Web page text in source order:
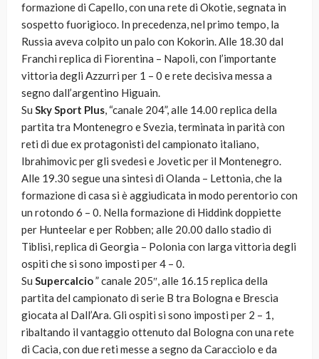
formazione di Capello, con una rete di Okotie, segnata in
sospetto fuorigioco. In precedenza, nel primo tempo, la
Russia aveva colpito un palo con Kokorin. Alle 18.30 dal
Franchi replica di Fiorentina – Napoli, con l’importante
vittoria degli Azzurri per 1 – 0 e rete decisiva messa a
segno dall’argentino Higuain.
Su Sky Sport Plus, “canale 204”, alle 14.00 replica della
partita tra Montenegro e Svezia, terminata in parità con
reti di due ex protagonisti del campionato italiano,
Ibrahimovic per gli svedesi e Jovetic per il Montenegro.
Alle 19.30 segue una sintesi di Olanda – Lettonia, che la
formazione di casa si è aggiudicata in modo perentorio con
un rotondo 6 – 0. Nella formazione di Hiddink doppiette
per Hunteelar e per Robben; alle 20.00 dallo stadio di
Tiblisi, replica di Georgia – Polonia con larga vittoria degli
ospiti che si sono imposti per 4 – 0.
Su Supercalcio” canale 205″, alle 16.15 replica della
partita del campionato di serie B tra Bologna e Brescia
giocata al Dall’Ara. Gli ospiti si sono imposti per 2 – 1,
ribaltando il vantaggio ottenuto dal Bologna con una rete
di Cacia, con due reti messe a segno da Caracciolo e da